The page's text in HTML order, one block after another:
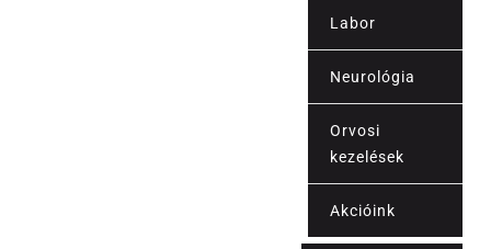
Labor
Neurológia
Orvosi
kezelések
Akcióink